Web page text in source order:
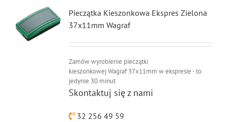
Pieczątka Kieszonkowa Ekspres Zielona
37x11mm Wagraf
Zamów wyrobienie pieczątki
kieszonkowej Wagraf 37x11mm w ekspresie - to
jedynie 30 minut
Skontaktuj się z nami
32 256 49 59